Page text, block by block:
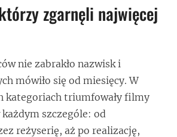
zgarnęli najwięcej
nie zabrakło nazwisk i
mówiło się od miesięcy. W
kategoriach triumfowały filmy
szczególe: od
reżyserię, aż po realizację,